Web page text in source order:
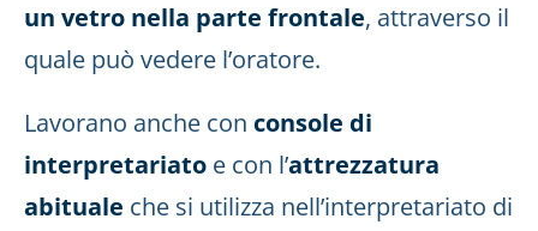
un vetro nella parte frontale, attraverso il
quale può vedere l’oratore.
Lavorano anche con console di
interpretariato e con l’attrezzatura
abituale che si utilizza nell’interpretariato di